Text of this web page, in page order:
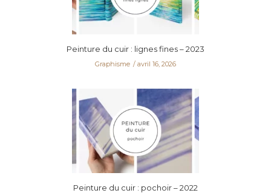
Peinture du cuir : lignes fines – 2023
Graphisme avril 16, 2026
Peinture du cuir : pochoir – 2022